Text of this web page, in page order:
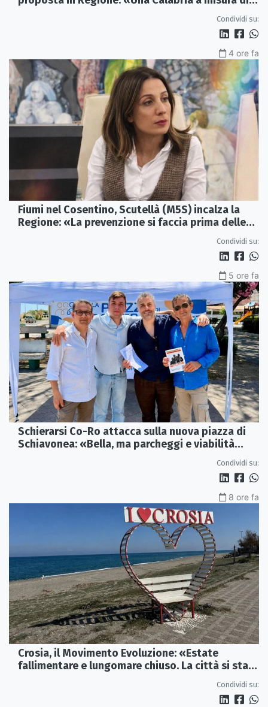
Condividi su:
4 ore fa
Fiumi nel Cosentino, Scutellà (M5S) incalza la
Regione: «La prevenzione si faccia prima delle
Condividi su:
5 ore fa
Schierarsi Co-Ro attacca sulla nuova piazza di
Schiavonea: «Bella, ma parcheggi e viabilità
Condividi su:
8 ore fa
Crosia, il Movimento Evoluzione: «Estate
fallimentare e lungomare chiuso. La città si sta
Condividi su: